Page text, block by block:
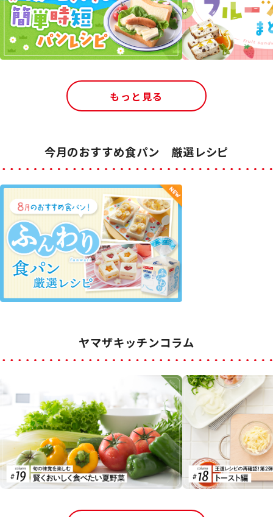
もっと見る
今月のおすすめ食パン 厳選レシピ
ヤマザキッチンコラム